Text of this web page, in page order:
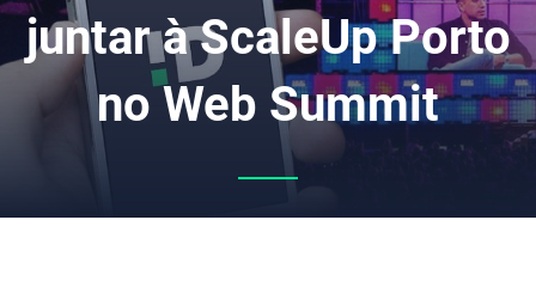
juntar à ScaleUp Porto
no Web Summit